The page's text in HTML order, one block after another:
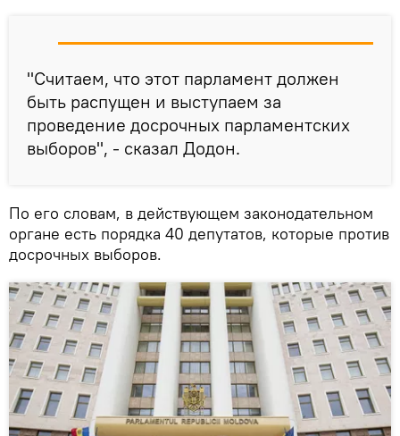
"Считаем, что этот парламент должен
быть распущен и выступаем за
проведение досрочных парламентских
выборов", - сказал Додон.
По его словам, в действующем законодательном
органе есть порядка 40 депутатов, которые против
досрочных выборов.